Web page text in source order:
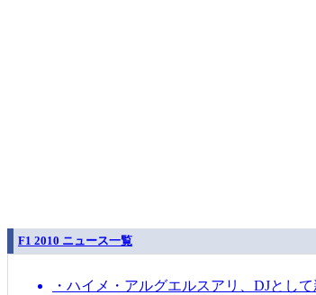
F1 2010 ニュース一覧
・ハイメ・アルグエルスアリ、DJとし